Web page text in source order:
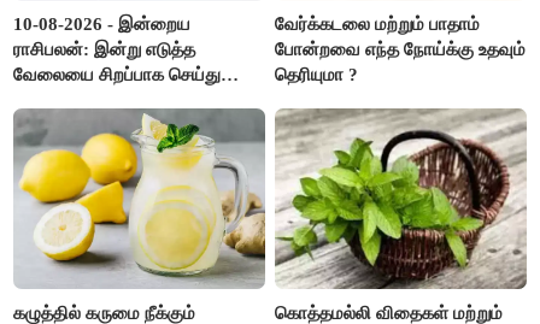
10-08-2026 - இன்றைய
ராசிபலன்: இன்று எடுத்த
வேலையை சிறப்பாக செய்து
அதே நேரத்தில் கூடுதலாக
உழைக்க வேண்டி இருக்கும்..!
வேர்க்கடலை மற்றும் பாதாம்
போன்றவை எந்த நோய்க்கு உதவும்
தெரியுமா ?
கழுத்தில் கருமை நீக்கும்
கொத்தமல்லி விதைகள் மற்றும்